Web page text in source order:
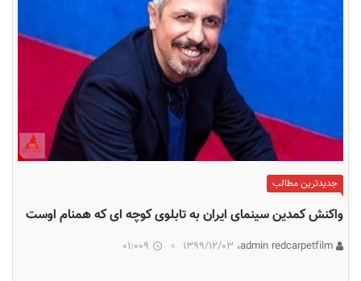
جدیدترین مطالب
واکنش کمدین سینمای ایران به تابلوی کوچه ای که همنام اوست
۱۳۹۹/۱۲/۰۳ 01:009